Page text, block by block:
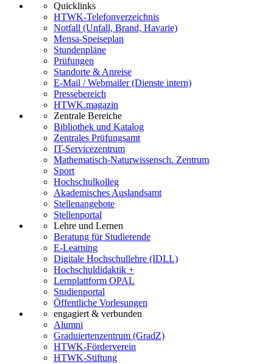
Quicklinks
HTWK-Telefonverzeichnis
Notfall (Unfall, Brand, Havarie)
Mensa-Speiseplan
Stundenpläne
Prüfungen
Standorte & Anreise
E-Mail / Webmailer (Dienste intern)
Pressebereich
HTWK.magazin
Zentrale Bereiche
Bibliothek und Katalog
Zentrales Prüfungsamt
IT-Servicezentrum
Mathematisch-Naturwissensch. Zentrum
Sport
Hochschulkolleg
Akademisches Auslandsamt
Stellenangebote
Stellenportal
Lehre und Lernen
Beratung für Studierende
E-Learning
Digitale Hochschullehre (IDLL)
Hochschuldidaktik +
Lernplattform OPAL
Studienportal
Öffentliche Vorlesungen
engagiert & verbunden
Alumni
Graduiertenzentrum (GradZ)
HTWK-Förderverein
HTWK-Stiftung